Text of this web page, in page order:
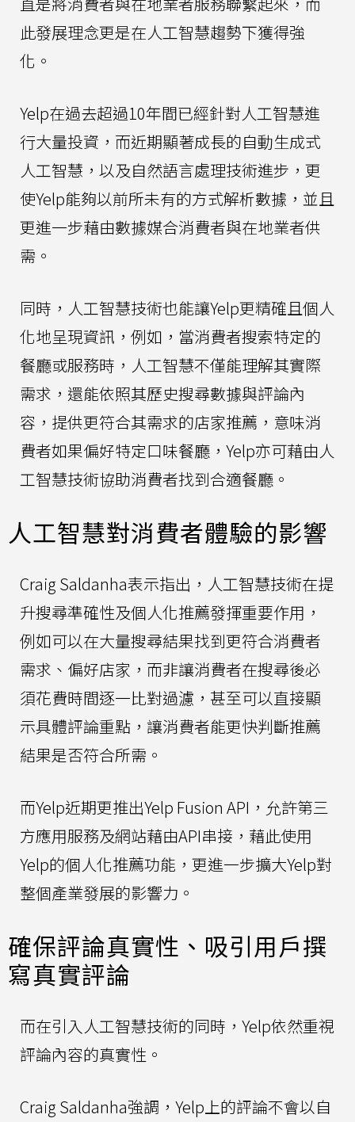
此發展理念更是在人工智慧趨勢下獲得強
化。
Yelp在過去超過10年間已經針對人工智慧進
行大量投資，而近期顯著成長的自動生成式
人工智慧，以及自然語言處理技術進步，更
使Yelp能夠以前所未有的方式解析數據，並且
更進一步藉由數據媒合消費者與在地業者供
需。
同時，人工智慧技術也能讓Yelp更精確且個人
化地呈現資訊，例如，當消費者搜索特定的
餐廳或服務時，人工智慧不僅能理解其實際
需求，還能依照其歷史搜尋數據與評論內
容，提供更符合其需求的店家推薦，意味消
費者如果偏好特定口味餐廳，Yelp亦可藉由人
工智慧技術協助消費者找到合適餐廳。
人工智慧對消費者體驗的影響
Craig Saldanha表示指出，人工智慧技術在提
升搜尋準確性及個人化推薦發揮重要作用，
例如可以在大量搜尋結果找到更符合消費者
需求、偏好店家，而非讓消費者在搜尋後必
須花費時間逐一比對過濾，甚至可以直接顯
示具體評論重點，讓消費者能更快判斷推薦
結果是否符合所需。
而Yelp近期更推出Yelp Fusion API，允許第三
方應用服務及網站藉由API串接，藉此使用
Yelp的個人化推薦功能，更進一步擴大Yelp對
整個產業發展的影響力。
確保評論真實性、吸引用戶撰
寫真實評論
而在引入人工智慧技術的同時，Yelp依然重視
評論內容的真實性。
Craig Saldanha強調，Yelp上的評論不會以自